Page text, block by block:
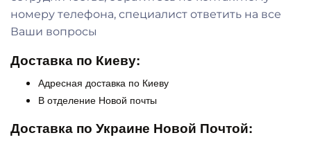
номеру телефона, специалист ответить на все
Ваши вопросы
Доставка по Киеву:
Адресная доставка по Киеву
В отделение Новой почты
Доставка по Украине Новой Почтой: